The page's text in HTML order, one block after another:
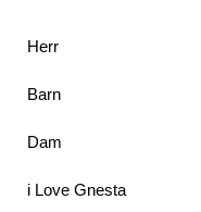
Herr
Barn
Dam
i Love Gnesta